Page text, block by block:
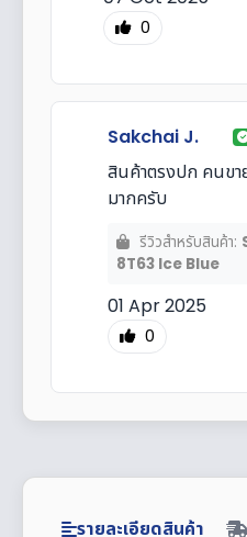
0
Sakchai J.
สินค้าตรงปก คนขา
มากครับ
รีวิวสำหรับสินค้า:
8T63 Ice Blue
01 Apr 2025
0
รายละเอียดสินค้า